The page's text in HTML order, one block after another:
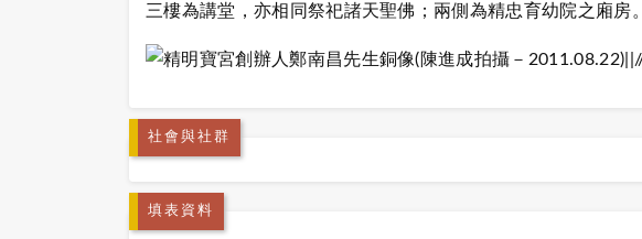
三樓為講堂，亦相同祭祀諸天聖佛；兩側為精忠育幼院之廂房。
社會與社群
填表資料